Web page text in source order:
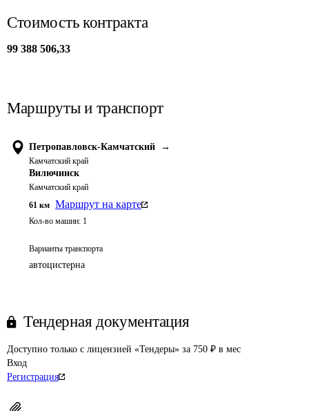
Стоимость контракта
99 388 506,33
Маршруты и транспорт
Петропавловск-Камчатский →
Камчатский край
Вилючинск
Камчатский край
61 км Маршрут на карте
Кол-во машин: 1
Варианты транспорта
автоцистерна
Тендерная документация
Доступно только с лицензией «Тендеры» за 750 ₽ в мес
Вход
Регистрация